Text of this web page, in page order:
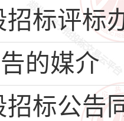
标评标
的媒介
标公告